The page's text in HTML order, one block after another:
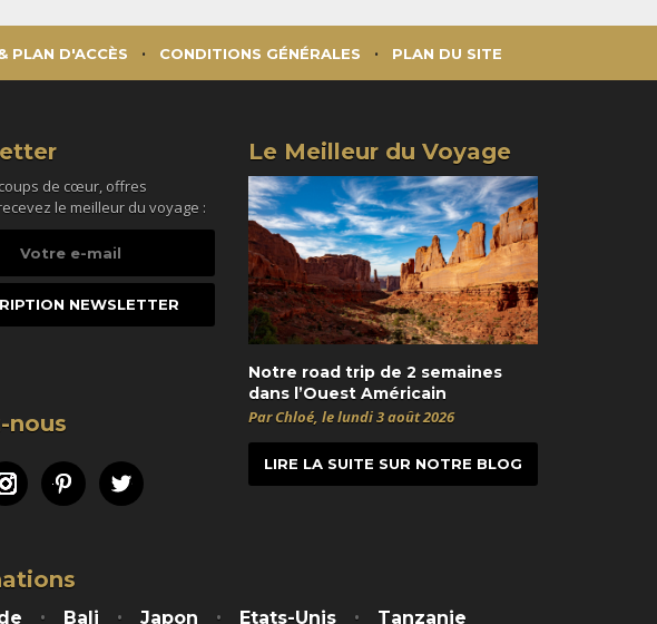
PLAN D'ACCÈS CONDITIONS GÉNÉRALES PLAN DU SITE
de cœur, offres
le meilleur du voyage :
nous
InstagramPinterestTwitter
Le Meilleur du Voyage
Notre road trip de 2 semaines
dans l’Ouest Américain
Par Chloé, le lundi 3 août 2026
LIRE LA SUITE SUR NOTRE BLOG
Bali Japon Etats-Unis Tanzanie